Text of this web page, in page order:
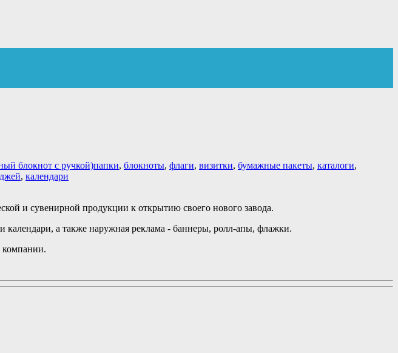
блокнот с ручкой)папки, блокноты, флаги, визитки, бумажные пакеты, каталоги,
, календари
и сувенирной продукции к открытию своего нового завода.
календари, а также наружная реклама - баннеры, ролл-апы, флажки.